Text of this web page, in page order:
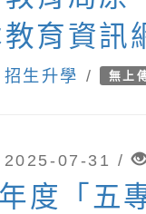
教育資訊
學桃花
招生升學 / 無上
2025-07-31 /
度「五